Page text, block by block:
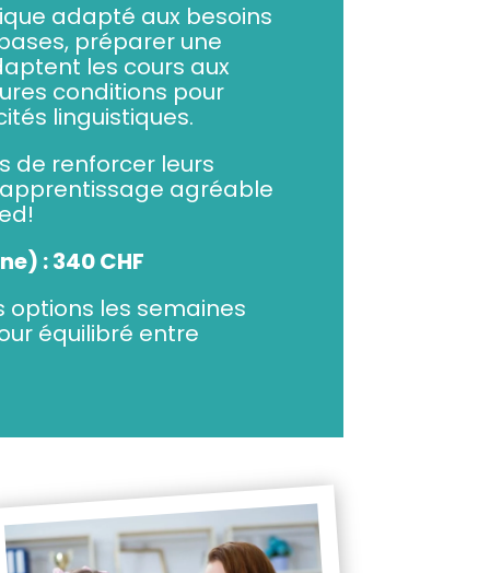
adapté aux besoins
préparer une
les cours aux
conditions pour
linguistiques.
de renforcer leurs
agréable
: 340 CHF
options les semaines
équilibré entre